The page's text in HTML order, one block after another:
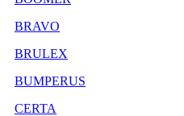
BRAVO
BRULEX
BUMPERUS
CERTA